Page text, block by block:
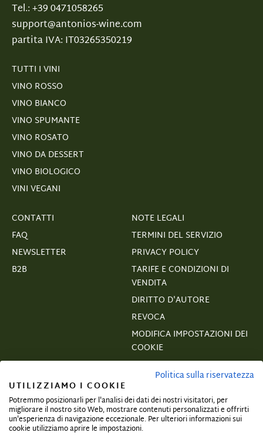
Tel.: +39 0471058265
support@antonios-wine.com
partita IVA: IT03265350219
TUTTI I VINI
VINO ROSSO
VINO BIANCO
VINO SPUMANTE
VINO ROSATO
VINO DA DESSERT
VINO BIOLOGICO
VINI VEGANI
CONTATTI
FAQ
NEWSLETTER
B2B
NOTE LEGALI
TERMINI DEL SERVIZIO
PRIVACY POLICY
TARIFE E CONDIZIONI DI
VENDITA
DIRITTO D'AUTORE
REVOCA
MODIFICA IMPOSTAZIONI DEI
COOKIE
VERTRAGSWIDERRUF
Iscriviti e assicurati offerte esclusive!
Politica sulla riservatezza
UTILIZZIAMO I COOKIE
Potremmo posizionarli per l'analisi dei dati dei nostri visitatori, per
migliorare il nostro sito Web, mostrare contenuti personalizzati e offrirti
un'esperienza di navigazione eccezionale. Per ulteriori informazioni sui
cookie utilizziamo aprire le impostazioni.